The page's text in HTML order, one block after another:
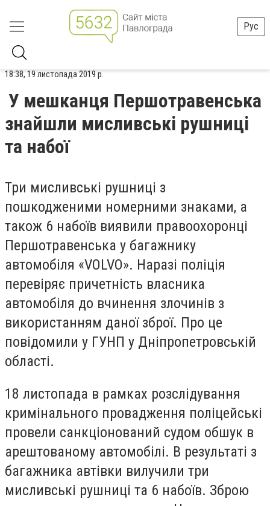
Рус
18:38, 19 листопада 2019 р.
У мешканця Першотравенська
знайшли мисливські рушниці
та набої
Три мисливські рушниці з
пошкодженими номерними знаками, а
також 6 набоїв виявили правоохоронці
Першотравенська у багажнику
автомобіля «VOLVO». Наразі поліція
перевіряє причетність власника
автомобіля до вчинення злочинів з
використанням даної зброї. Про це
повідомили у ГУНП у Дніпропетровській
області.
18 листопада в рамках розслідування
кримінального провадження поліцейські
провели санкціонований судом обшук в
арештованому автомобілі. В результаті з
багажника автівки вилучили три
мисливські рушниці та 6 набоїв. Зброю